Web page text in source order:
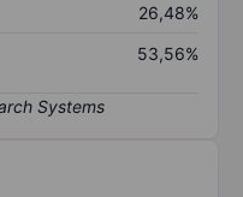
26,48%
53,56%